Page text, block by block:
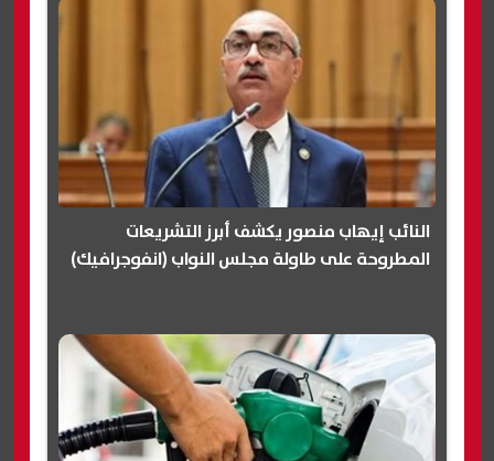
النائب إيهاب منصور يكشف أبرز التشريعات
المطروحة على طاولة مجلس النواب (انفوجرافيك)